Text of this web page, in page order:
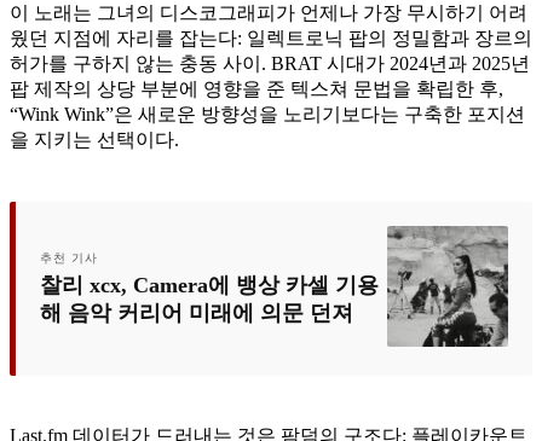
이 노래는 그녀의 디스코그래피가 언제나 가장 무시하기 어려
웠던 지점에 자리를 잡는다: 일렉트로닉 팝의 정밀함과 장르의
허가를 구하지 않는 충동 사이. BRAT 시대가 2024년과 2025년
팝 제작의 상당 부분에 영향을 준 텍스쳐 문법을 확립한 후,
“Wink Wink”은 새로운 방향성을 노리기보다는 구축한 포지션
을 지키는 선택이다.
추천 기사
찰리 xcx, Camera에 뱅상 카셀 기용
해 음악 커리어 미래에 의문 던져
Last.fm 데이터가 드러내는 것은 팜덤의 구조다: 플레이카운트